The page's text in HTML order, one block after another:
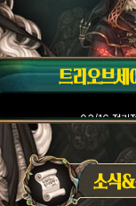
03/16 정기
TOS 실험실
TOS 실험실
알파벳을 사